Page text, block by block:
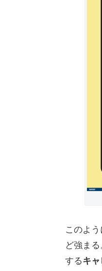
このよ
ど強ま
するキャ